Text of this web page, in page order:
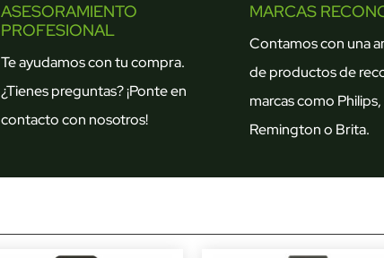
ASESORAMIENTO
PROFESIONAL
Te ayudamos con tu compra.
¿Tienes preguntas? ¡Ponte en
contacto con nosotros!
MARCAS
Contamos con una
de productos de
marcas como Philips,
Remington o Brita.